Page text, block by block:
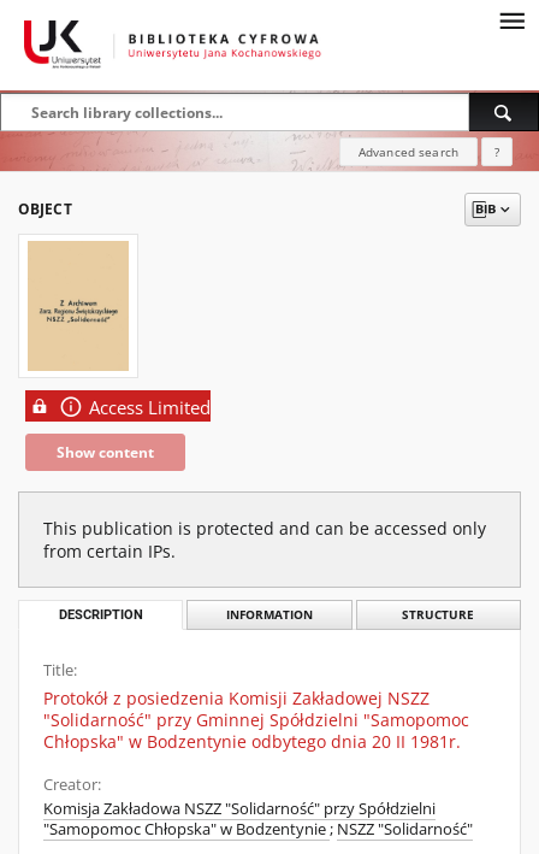
Advanced search ?
OBJECT
Access Limited
Show content
This publication is protected and can be accessed only
from certain IPs.
DESCRIPTION INFORMATION STRUCTURE
Title:
Protokół z posiedzenia Komisji Zakładowej NSZZ
"Solidarność" przy Gminnej Spółdzielni "Samopomoc
Chłopska" w Bodzentynie odbytego dnia 20 II 1981r.
Creator:
Komisja Zakładowa NSZZ "Solidarność" przy Spółdzielni
"Samopomoc Chłopska" w Bodzentynie; NSZZ "Solidarność"